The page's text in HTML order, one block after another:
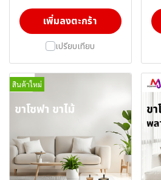
เพิ่มลงตะกร้า
เปรียบเทียบ
สินค้าใหม่